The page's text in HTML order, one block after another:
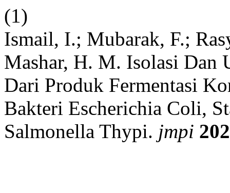
(1)
Ismail, I.; Mubarak, F.;
Mashar, H. M. Isolasi
Dari Produk Fermentasi
Bakteri Escherichia Coli,
Salmonella Thypi. jmpi